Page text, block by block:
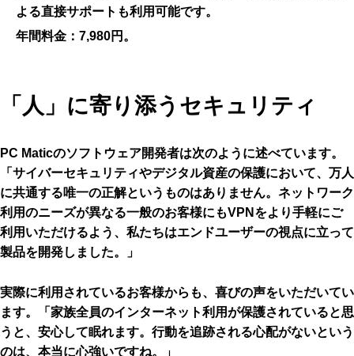
よる直接サポートも利用可能です。
年間料金： 7,980円。
「人」に寄り添うセキュリティ
PC Maticのソフトウェア開発者は次のように述べています。
「サイバーセキュリティやデジタル資産の保護において、万人
に共通する唯一の正解というものはありません。ネットワーク
利用のニーズが異なる一般のお客様にもVPNをより手軽にご
利用いただけるよう、私たちはエンドユーザーの視点に立って
製品を開発しました。」
実際に利用されているお客様からも、喜びの声をいただいてい
ます。「家族全員のインターネット利用が保護されていると思
うと、安心して眠れます。行動を追跡される心配がないという
のは、本当に心強いですね。」